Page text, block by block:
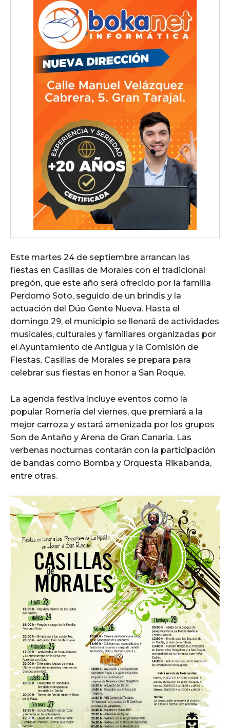
Este martes 24 de septiembre arrancan las
fiestas en Casillas de Morales con el tradicional
pregón, que este año será ofrecido por la familia
Perdomo Soto, seguido de un brindis y la
actuación del Dúo Gente Nueva. Hasta el
domingo 29, el municipio se llenará de actividades
musicales, culturales y familiares organizadas por
el Ayuntamiento de Antigua y la Comisión de
Fiestas. Casillas de Morales se prepara para
celebrar sus fiestas en honor a San Roque.
La agenda festiva incluye eventos como la
popular Romería del viernes, que premiará a la
mejor carroza y estará amenizada por los grupos
Son de Antaño y Arena de Gran Canaria. Las
verbenas nocturnas contarán con la participación
de bandas como Bomba y Orquesta Rikabanda,
entre otras.